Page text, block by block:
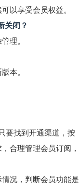
以享受会员权益。
关闭？
理。
本。
要找到开通渠道，按
合理管理会员订阅，
况，判断会员功能是